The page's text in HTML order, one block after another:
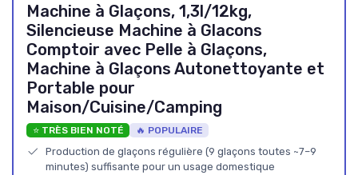
Machine à Glaçons, 1,3l/12kg,
Silencieuse Machine à Glacons
Comptoir avec Pelle à Glaçons,
Machine à Glaçons Autonettoyante et
Portable pour
Maison/Cuisine/Camping
⭐ TRÈS BIEN NOTÉ 🔥 POPULAIRE
Production de glaçons régulière (9 glaçons toutes ~7–9
minutes) suffisante pour un usage domestique